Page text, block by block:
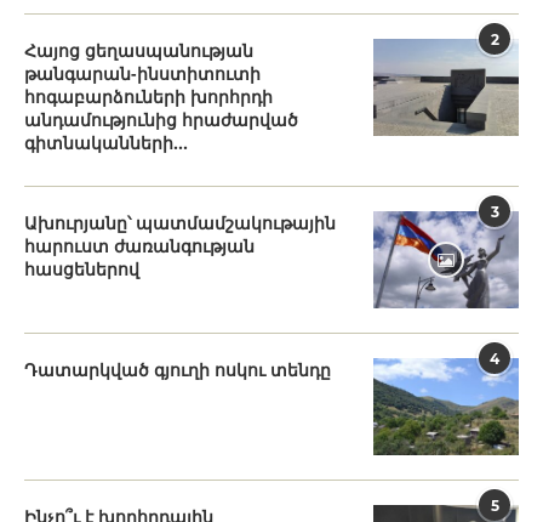
2
Հայոց ցեղասպանության
թանգարան-ինստիտուտի
հոգաբարձուների խորհրդի
անդամությունից հրաժարված
գիտնականների...
3
Ախուրյանը՝ պատմամշակութային
հարուստ ժառանգության
հասցեներով
4
Դատարկված գյուղի ոսկու տենդը
5
Ինչո՞ւ է խորհրդային